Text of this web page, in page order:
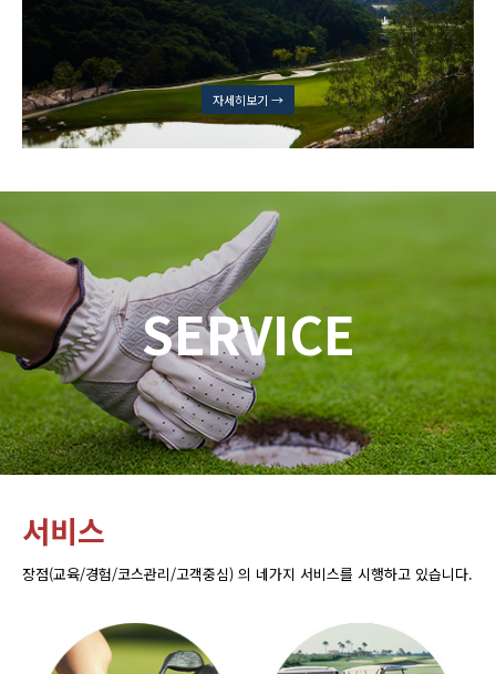
자세히보기 →
SERVICE
서비스
장점(교육/경험/코스관리/고객중심) 의 네가지 서비스를 시행하고 있습니다.